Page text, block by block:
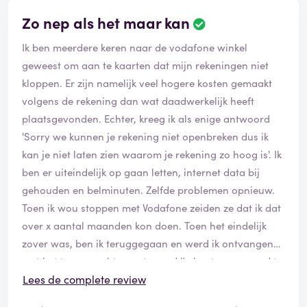
beantwoorden. Uiteraard zijn wij niet tevreden, maar
het invullen van het tevredenheidsonderzoek heeft ook
geen zin, want hier reageert Vodafone ook niet op. Ze
gaan het uitzoeken en komen er snel op terug, of je
even wilt wachten. Verbinding wordt weer verbroken,
of je kunt ontelbare malen je verhaal weer uitleggen,
maar uiteindelijk gebeurd er niets. Dit gaat zo elke dag
door. Dan is het de week voor kerst. Er is nog niets
opgelost en geregeld door Vodafone. In de tussentijd
hebben wij de automatische betaling aan Vodafone
teruggeboekt, en ook netjes aan Vodafone vermeld, dat
zij het nu eerst maar eens gaan oplossen en dan
betalen wij weer. We zijn namelijk al bijna een maand
verder. De medewerker begrijpt dit en gaat het zo snel
mogelijk oplossen en afhandelen. De dag voor kerst,
Zo nep als het maar kan
Ik ben meerdere keren naar de vodafone winkel
geweest om aan te kaarten dat mijn rekeningen niet
kloppen. Er zijn namelijk veel hogere kosten gemaakt
volgens de rekening dan wat daadwerkelijk heeft
plaatsgevonden. Echter, kreeg ik als enige antwoord
'Sorry we kunnen je rekening niet openbreken dus ik
kan je niet laten zien waarom je rekening zo hoog is'. Ik
ben er uiteindelijk op gaan letten, internet data bij
gehouden en belminuten. Zelfde problemen opnieuw.
Toen ik wou stoppen met Vodafone zeiden ze dat ik dat
over x aantal maanden kon doen. Toen het eindelijk
zover was, ben ik teruggegaan en werd ik ontvangen
met het te verwachten antwoord 'Je bent een maand te
laat'. Nu zit ik er weer 2 jaar aan vast.
Lees de complete review